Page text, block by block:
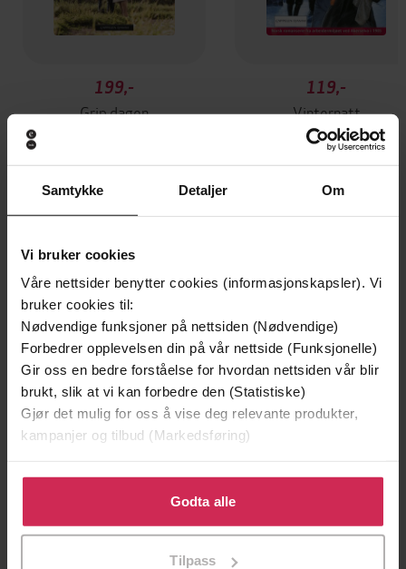
Samtykke Detaljer Om
Vi bruker cookies
Våre nettsider benytter cookies (informasjonskapsler). Vi
bruker cookies til:
Nødvendige funksjoner på nettsiden (Nødvendige)
Forbedrer opplevelsen din på vår nettside (Funksjonelle)
Gir oss en bedre forståelse for hvordan nettsiden vår blir
brukt, slik at vi kan forbedre den (Statistiske)
Gjør det mulig for oss å vise deg relevante produkter,
kampanjer og tilbud (Markedsføring)
Klikk på «Godta alle» for å gi oss ditt samtykke til å
bruke cookies for alle disse formålene. Du kan også
tilpasse ditt samtykke til spesifikke formål ved å klikke
Godta alle
Tilpass
199,-
Grip dagen
119,-
Vinternatt
Frid Ingulstad
EBOK
Andre har også kjøpt